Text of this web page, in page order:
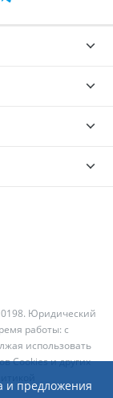
и предложения
Юридический
работы: с
использовать
Cookies и других